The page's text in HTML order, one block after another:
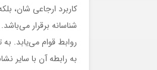
کاربرد ارجاعی شان،
شناسانه برقرار
روابط قوام می‌یابد. به
به رابطه آن با سایر